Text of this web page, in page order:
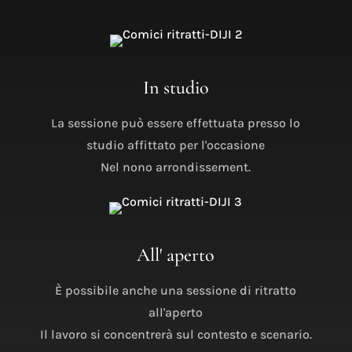
In studio
La sessione può essere effettuata presso lo
studio affittato per l'occasione
Nel nono arrondissement.
All' aperto
È possibile anche una sessione di ritratto
all'aperto
Il lavoro si concentrerà sul contesto e scenario.